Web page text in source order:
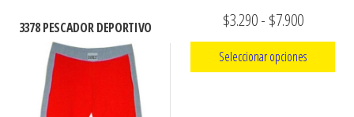
producto
hasta
$7.900
múltiples
variantes.
opciones
$3.290- $7.900Rango
de
precios:
Seleccionar opciones
3378 PESCADOR DEPORTIVO